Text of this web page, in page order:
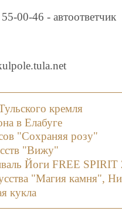
00-46 - автоответчик
кремля
в Елабуге
"Сохраняя розу"
"Вижу"
Йоги FREE SPIRIT
"Магия камня",
кукла